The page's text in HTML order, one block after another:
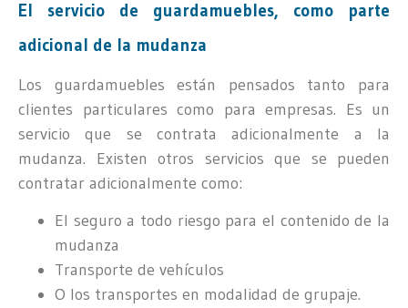
El servicio de guardamuebles, como parte
adicional de la mudanza
Los guardamuebles están pensados tanto para
clientes particulares como para empresas. Es un
servicio que se contrata adicionalmente a la
mudanza. Existen otros servicios que se pueden
contratar adicionalmente como:
El seguro a todo riesgo para el contenido de la
mudanza
Transporte de vehículos
O los transportes en modalidad de grupaje.